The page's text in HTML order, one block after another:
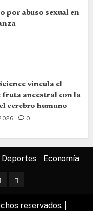
por abuso sexual en
vincula el
fruta ancestral con la
cerebro humano
0
Deportes Economía
reservados.